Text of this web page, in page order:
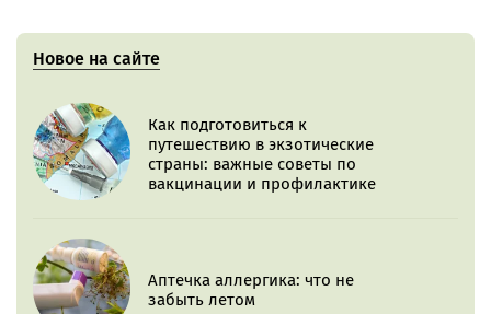
Новое на сайте
Как подготовиться к
путешествию в экзотические
страны: важные советы по
вакцинации и профилактике
Аптечка аллергика: что не
забыть летом